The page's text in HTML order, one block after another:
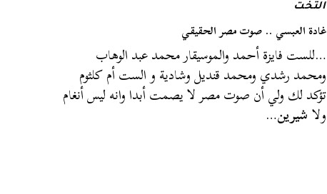
التخت
غادة العبسي .. صوت مصر الحقيقي
…للست فايزة أحمد والموسيقار محمد عبد الوهاب
ومحمد رشدي ومحمد قنديل وشادية و الست أم كلثوم
تؤكد لك ولي أن صوت مصر لا يصمت أبدا وانه ليس أنغام
ولاشيرين…